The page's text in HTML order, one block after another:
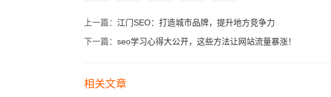
上一篇： 江门SEO：打造城市品牌，提升地方竞争力
下一篇： seo学习心得大公开，这些方法让网站流量暴涨！
相关文章